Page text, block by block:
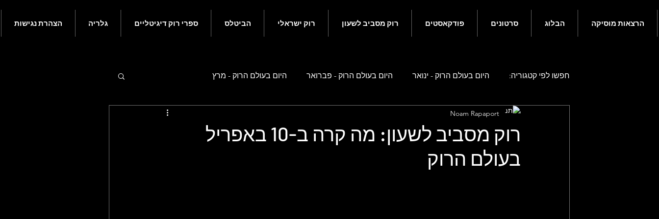
הרצאות מוסיקה הבלוג סרטונים פודקאסטים רוק מסביב לשעון רוק ישראלי הביטלס ספרי רוק דיגיטליים גלריה הצהרת נגישות
חפשו לפי קטגוריה: היום בעולם הרוק - ינואר היום בעולם הרוק - פברואר היום בעולם הרוק - מרץ
היום בעולם הרוק - אפריל
היום בעולם הרוק - אוגוסט היום בעולם הרוק - ספטמבר
רוק מסביב לשעון: מה קרה ב-10 באפריל
בעולם הרוק
Noam Rapaport